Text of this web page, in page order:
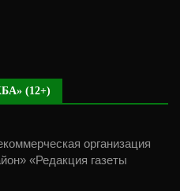
(12+)
организация
«Редакция газеты